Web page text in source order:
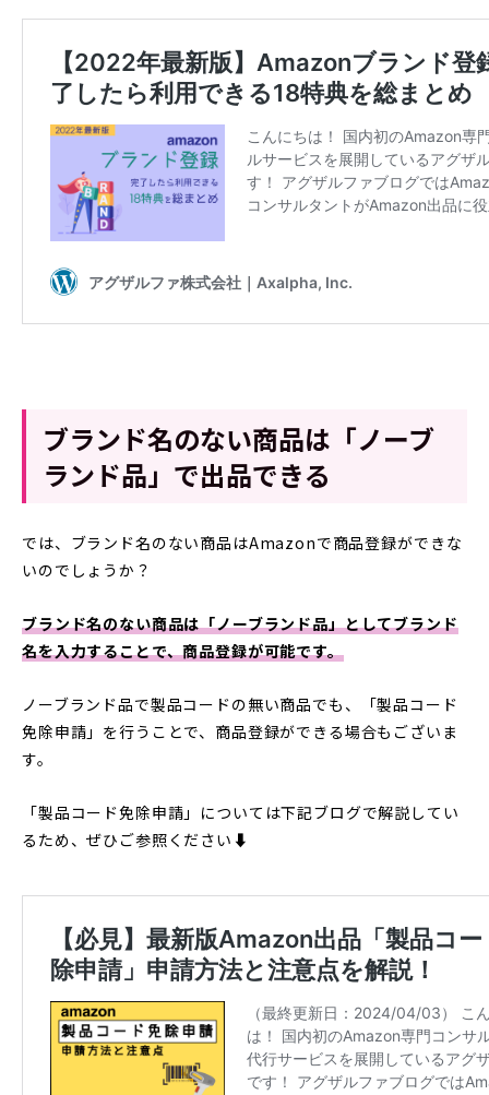
ブランド名のない商品は「ノーブ
ランド品」で出品できる
では、ブランド名のない商品はAmazonで商品登録ができな
いのでしょうか？
ブランド名のない商品は「ノーブランド品」としてブランド
名を入力することで、商品登録が可能です。
ノーブランド品で製品コードの無い商品でも、「製品コード
免除申請」を行うことで、商品登録ができる場合もございま
す。
「製品コード免除申請」については下記ブログで解説してい
るため、ぜひご参照ください⬇︎